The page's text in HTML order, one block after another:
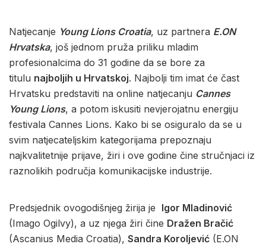
Natjecanje Young Lions Croatia, uz partnera E.ON
Hrvatska, još jednom pruža priliku mladim
profesionalcima do 31 godine da se bore za
titulu najboljih u Hrvatskoj. Najbolji tim imat će čast
Hrvatsku predstaviti na online natjecanju Cannes
Young Lions, a potom iskusiti nevjerojatnu energiju
festivala Cannes Lions. Kako bi se osiguralo da se u
svim natjecateljskim kategorijama prepoznaju
najkvalitetnije prijave, žiri i ove godine čine stručnjaci iz
raznolikih područja komunikacijske industrije.
Predsjednik ovogodišnjeg žirija je Igor Mladinović
(Imago Ogilvy), a uz njega žiri čine Dražen Bračić
(Ascanius Media Croatia), Sandra Koroljević (E.ON